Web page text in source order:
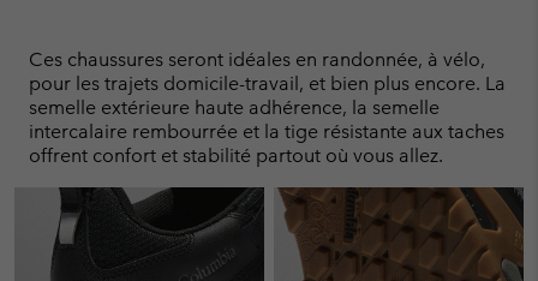
Ces chaussures seront idéales en randonnée, à vélo,
pour les trajets domicile-travail, et bien plus encore. La
semelle extérieure haute adhérence, la semelle
intercalaire rembourrée et la tige résistante aux taches
offrent confort et stabilité partout où vous allez.